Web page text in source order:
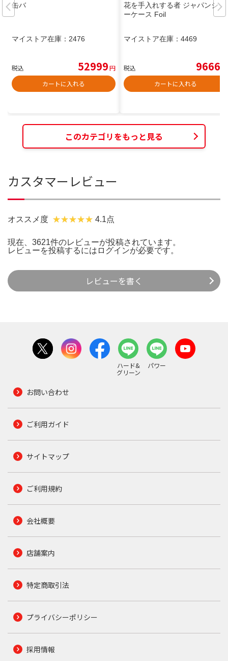
缶バ
マイストア在庫： 2476
税込 52999円
カートに入れる
花を手入れする者 ジャパンショ
ーケース Foil
マイストア在庫： 4469
税込 9666
カートに入れる
このカテゴリをもっと見る
カスタマーレビュー
オススメ度 4.1点
現在、3621件のレビューが投稿されています。
レビューを投稿するには ログインが必要です。
レビューを書く
ハード&
グリーン
パワー
お問い合わせ
ご利用ガイド
サイトマップ
ご利用規約
会社概要
店舗案内
特定商取引法
プライバシーポリシー
採用情報